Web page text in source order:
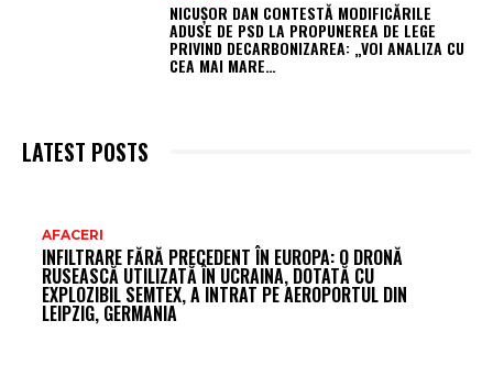
NICUȘOR DAN CONTESTĂ MODIFICĂRILE
ADUSE DE PSD LA PROPUNEREA DE LEGE
PRIVIND DECARBONIZAREA: „VOI ANALIZA CU
CEA MAI MARE…
LATEST POSTS
AFACERI
INFILTRARE FĂRĂ PRECEDENT ÎN EUROPA: O DRONĂ
RUSEASCĂ UTILIZATĂ ÎN UCRAINA, DOTATĂ CU
EXPLOZIBIL SEMTEX, A INTRAT PE AEROPORTUL DIN
LEIPZIG, GERMANIA